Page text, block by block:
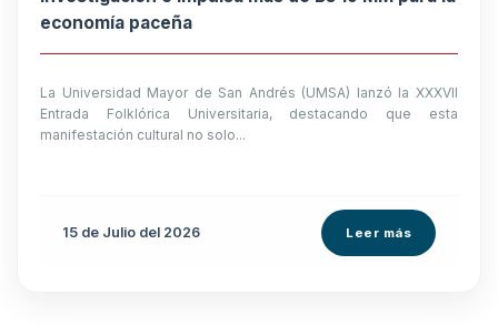
economía paceña
La Universidad Mayor de San Andrés (UMSA) lanzó la XXXVII
Entrada Folklórica Universitaria, destacando que esta
manifestación cultural no solo...
15 de Julio del 2026 Leer más